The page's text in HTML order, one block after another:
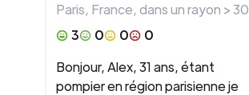
Paris, France, dans un rayon >30
3
0 0
0
Bonjour, Alex, 31 ans, étant
pompier en région parisienne je